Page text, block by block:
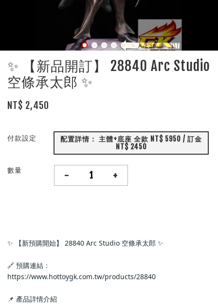
✨ 【新品開訂】 28840 Arc Studio
空條承太郎 ✨
NT$ 2,450
付款設定
配置詳情： 主體+底座 全款 NT$ 5950 / 訂金
NT$ 2450
數量 - +
✨ 【新預購開始】 28840 Arc Studio 空條承太郎 ✨
🔗 預購連結：
https://www.hottoygk.com.tw/products/28840
📌 產品詳情介紹